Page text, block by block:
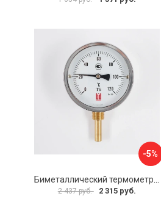
-5%
Биметаллический термометр BD ТБ 100Р/100 1161001001
2 437 руб. 2 315 руб.